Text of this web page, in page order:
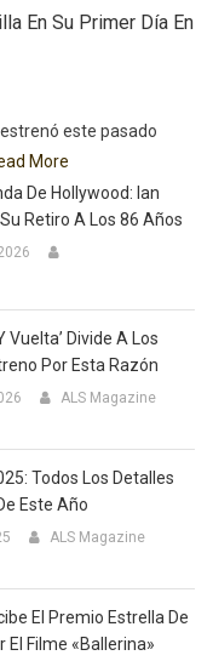
En Su Primer Día En
este pasado
More
De Hollywood: Ian
Retiro A Los 86 Años
Vuelta’ Divide A Los
Por Esta Razón
ALS Magazine
Todos Los Detalles
Este Año
ALS Magazine
El Premio Estrella De
El Filme «Ballerina»